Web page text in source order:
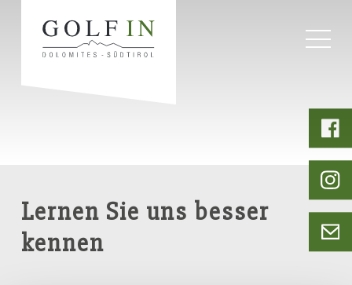
Startseite Golfhotel
Lernen Sie uns besser
kennen